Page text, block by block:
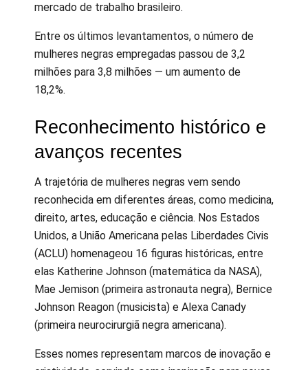
mercado de trabalho brasileiro.
Entre os últimos levantamentos, o número de
mulheres negras empregadas passou de 3,2
milhões para 3,8 milhões — um aumento de
18,2%.
Reconhecimento histórico e
avanços recentes
A trajetória de mulheres negras vem sendo
reconhecida em diferentes áreas, como medicina,
direito, artes, educação e ciência. Nos Estados
Unidos, a União Americana pelas Liberdades Civis
(ACLU) homenageou 16 figuras históricas, entre
elas Katherine Johnson (matemática da NASA),
Mae Jemison (primeira astronauta negra), Bernice
Johnson Reagon (musicista) e Alexa Canady
(primeira neurocirurgiã negra americana).
Esses nomes representam marcos de inovação e